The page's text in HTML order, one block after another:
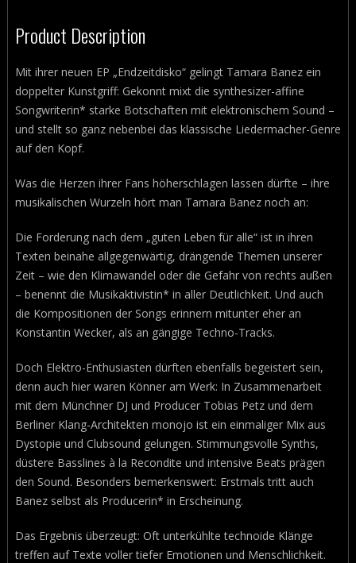
Product Description
Mit ihrer neuen EP „Endzeitdisko“ gelingt Tamara Banez ein
doppelter Kunstgriff: Gekonnt mixt die synthesizer-affine
Songwriterin* starke Botschaften mit elektronischem Sound –
und stellt so ganz nebenbei das klassische Liedermacher-Genre
auf den Kopf.
Was die Herzen ihrer Fans höherschlagen lassen dürfte – ihre
musikalischen Wurzeln hört man Tamara Banez noch an:
Die Forderung nach dem „guten Leben für alle“ ist in ihren
Texten beinahe allgegenwärtig, drängende Themen unserer
Zeit – wie den Klimawandel oder die Gefahr von rechts außen
– benennt die Musikaktivistin* in aller Deutlichkeit. Und auch
die Kompositionen der Songs erinnern mitunter eher an
Konstantin Wecker, als an gängige Techno-Tracks.
Doch Elektro-Enthusiasten dürften ebenfalls begeistert sein,
denn auch hier waren Könner am Werk: In Zusammenarbeit
mit dem Münchner DJ und Producer Tobias Petz und dem
Berliner Klang-Architekten monojo ist ein einmaliger Mix aus
Dystopie und Clubsound gelungen. Stimmungsvolle Synths,
düstere Basslines à la Recondite und intensive Beats prägen
den Sound. Besonders bemerkenswert: Erstmals tritt auch
Banez selbst als Producerin* in Erscheinung.
Das Ergebnis überzeugt: Oft unterkühlte technoide Klänge
treffen auf Texte voller tiefer Emotionen und Menschlichkeit.